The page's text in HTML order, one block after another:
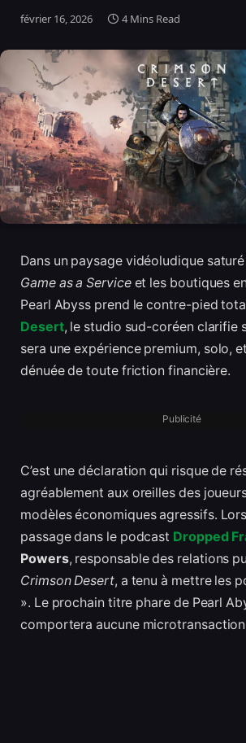
février 16, 2026 4 Mins Read
Dans un paysage vidéoludique
Game as a Serviceet les boutiques
Pearl Abyss prend le contre-pied
Desert, le studio sud-coréen clarifie
sera une expérience premium, solo,
dénuée de toute friction financière.
Publicité
C’est une déclaration qui risque de
agréablement aux oreilles des
modèles économiques agressifs.
passage dans le podcast Dropped
Powers, responsable des relations
Crimson Desert, a tenu à mettre les
». Le prochain titre phare de Pearl
comportera aucune